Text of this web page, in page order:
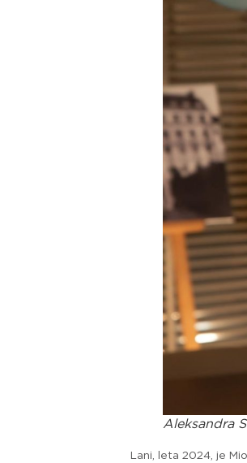
Aleksandra
Lani, leta 2024, je